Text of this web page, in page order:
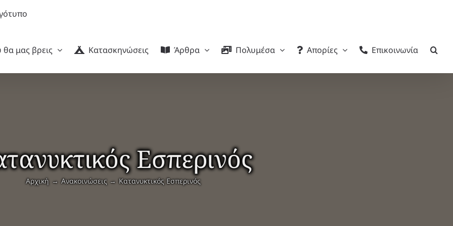
μας βρεις
Κατασκηνώσεις Άρθρα Πολυμέσα Απορίες Επικοινωνία
Εσπερινός
Αρχική Ανακοινώσεις Κατανυκτικός Εσπερινός